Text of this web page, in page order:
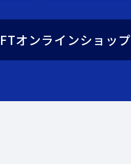
オンラインショップ